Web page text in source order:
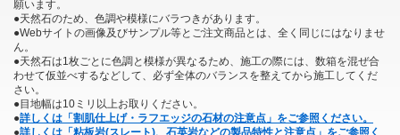
願います。
●天然石のため、色調や模様にバラつきがあります。
●Webサイトの画像及びサンプル等とご注文商品とは、全く同じにはなりませ
ん。
●天然石は1枚ごとに色調と模様が異なるため、施工の際には、数箱を混ぜ合
わせて仮並べするなどして、必ず全体のバランスを整えてから施工してくだ
さい。
●目地幅は10ミリ以上お取りください。
●詳しくは「割肌仕上げ・ラフエッジの石材の注意点」をご参照ください。
●詳しくは「粘板岩(スレート)、石英岩などの製品特性と注意点」をご参照く